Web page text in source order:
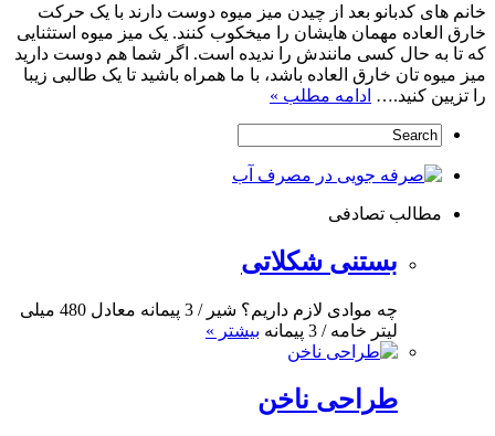
خانم های کدبانو بعد از چیدن میز میوه دوست دارند با یک حرکت
خارق العاده مهمان هایشان را میخکوب کنند. یک میز میوه استثنایی
که تا به حال کسی مانندش را ندیده است. اگر شما هم دوست دارید
میز میوه تان خارق العاده باشد، با ما همراه باشید تا یک طالبی زیبا
را تزیین کنید.… ادامه مطلب »
مطالب تصادفی
بستنی شکلاتی
چه موادی لازم داریم؟ شیر / 3 پیمانه معادل 480 میلی
لیتر خامه / 3 پیمانه
بیشتر »
طراحی ناخن